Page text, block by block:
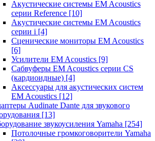
Акустические системы EM Acoustics
серии Reference [10]
Акустические системы EM Acoustics
серии i [4]
Сценические мониторы EM Acoustics
[6]
Усилители EM Acoustics [9]
Сабвуферы EM Acoustics серии CS
(кардиоидные) [4]
Аксессуары для акустических систем
EM Acoustics [12]
Audinate Dante для звукового
[13]
звукоусиления Yamaha [254]
Потолочные громкоговорители Yamaha